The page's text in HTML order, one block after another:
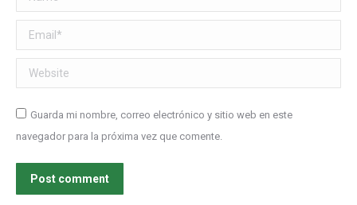
Email *
Website
Guarda mi nombre, correo electrónico y sitio web en este
navegador para la próxima vez que comente.
Post comment